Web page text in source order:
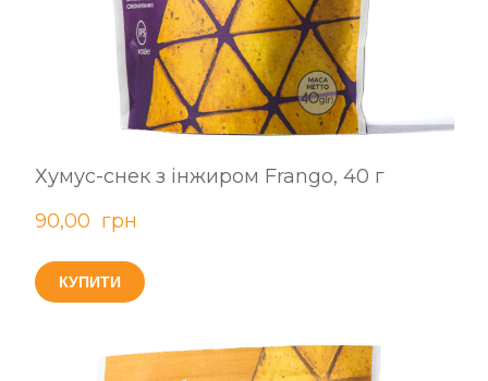
Хумус-снек з інжиром Frango, 40 г
90,00  грн
КУПИТИ